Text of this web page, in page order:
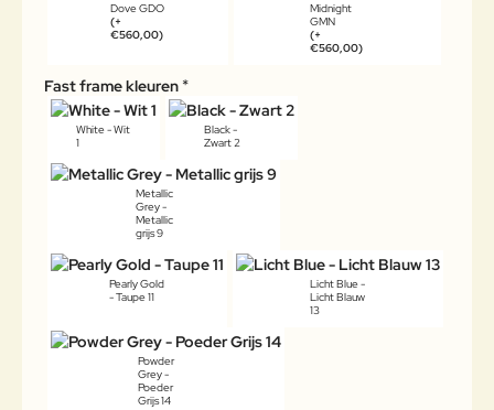
Dove GDO
(+
€560,00)
Midnight
GMN
(+
€560,00)
Fast frame kleuren
White - Wit
1
Black -
Zwart 2
Metallic
Grey -
Metallic
grijs 9
Pearly Gold
- Taupe 11
Licht Blue -
Licht Blauw
13
Powder
Grey -
Poeder
Grijs 14